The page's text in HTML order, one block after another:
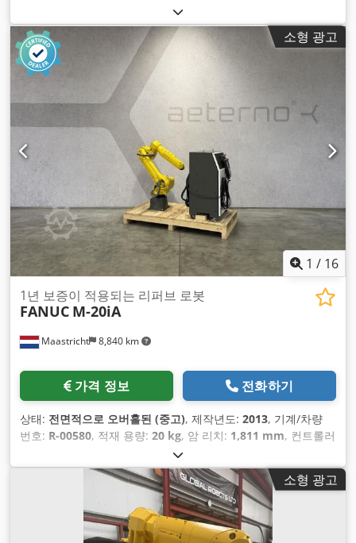
소형 광고
1 / 16
Maastricht 8,840 km
1년 보증이 적용되는 리퍼브 로봇
FANUC M-20iA
가격 정보 전화하기
상태: 전면적으로 오버홀된 (중고), 제작년도: 2013, 기계/차량
번호: R-00580, 적재 용량: 20 kg, 암 리치: 1,811 mm, 컨트롤러
, 티치 펜던트 제조업체:
C202#EGN,
소형 광고